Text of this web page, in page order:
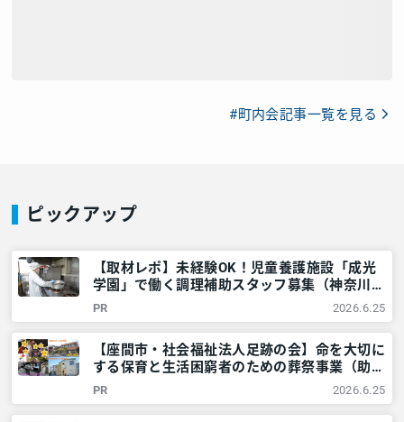
#町内会記事一覧を見る
ピックアップ
【取材レポ】未経験OK！児童養護施設「成光
学園」で働く調理補助スタッフ募集（神奈川県
座間市）～シニア・男性も活躍 – 神奈川・東
京多摩のご近所情報 – レアリア
PR 2026.6.25
【座間市・社会福祉法人足跡の会】命を大切に
する保育と生活困窮者のための葬祭事業（助
葬）とは – 神奈川・東京多摩のご近所情報 –
レアリア
PR 2026.6.25